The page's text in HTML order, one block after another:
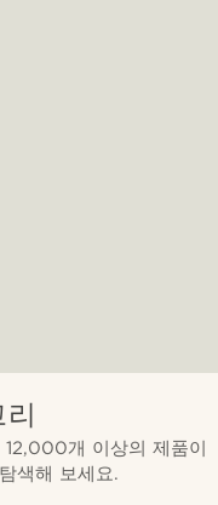
12,000개 이상의 제품이
색해 보세요.